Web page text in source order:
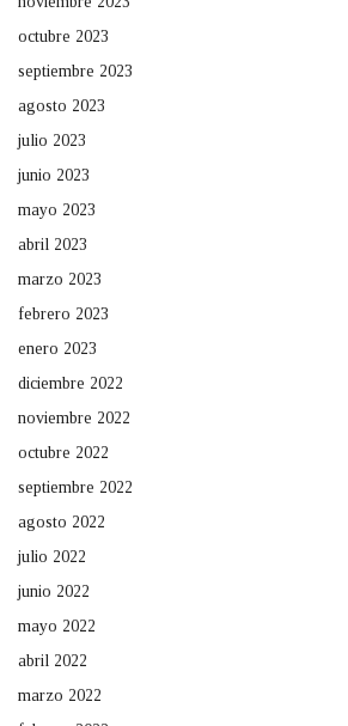
octubre 2023
septiembre 2023
agosto 2023
julio 2023
junio 2023
mayo 2023
abril 2023
marzo 2023
febrero 2023
enero 2023
diciembre 2022
noviembre 2022
octubre 2022
septiembre 2022
agosto 2022
julio 2022
junio 2022
mayo 2022
abril 2022
marzo 2022